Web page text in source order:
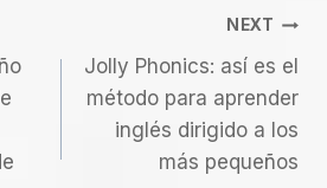
n
g
s
NEXT
Jolly Phonics: así es el
método para aprender
inglés dirigido a los
más pequeños